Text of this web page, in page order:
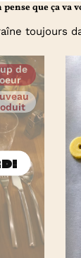
pense que ça va
toujours
de